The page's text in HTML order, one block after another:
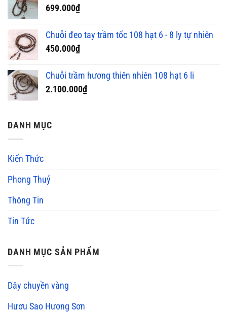
699.000₫
Chuỗi đeo tay trầm tốc 108 hạt 6 - 8 ly tự nhiên
450.000₫
Chuỗi trầm hương thiên nhiên 108 hạt 6 li
2.100.000₫
DANH MỤC
Kiến Thức
Phong Thuỷ
Thông Tin
Tin Tức
DANH MỤC SẢN PHẨM
Dây chuyền vàng
Hươu Sao Hương Sơn